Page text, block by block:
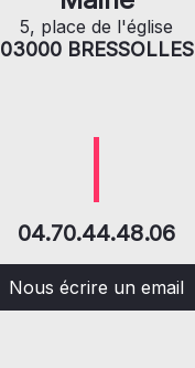
5, place de l'église
03000 BRESSOLLES
04.70.44.48.06
Nous écrire un email